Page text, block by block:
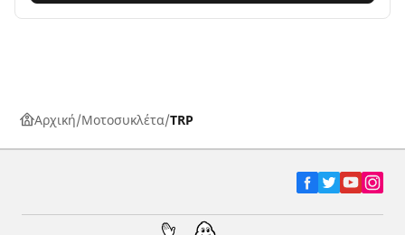
Αρχική Μοτοσυκλέτα TRP